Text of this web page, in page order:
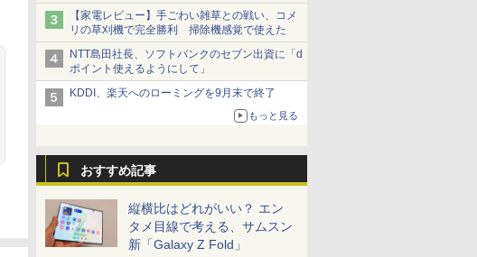
【家電レビュー】手ごわい雑草との戦い、コメ
リの草刈機で完全勝利 掃除機感覚で使えた
NTT島田社長、ソフトバンクのセブン出資に「d
ポイント使えるようにして」
KDDI、楽天へのローミングを9月末で終了
もっと見る
おすすめ記事
縦横比はどれがいい？ エン
タメ目線で考える、サムスン
新「Galaxy Z Fold」